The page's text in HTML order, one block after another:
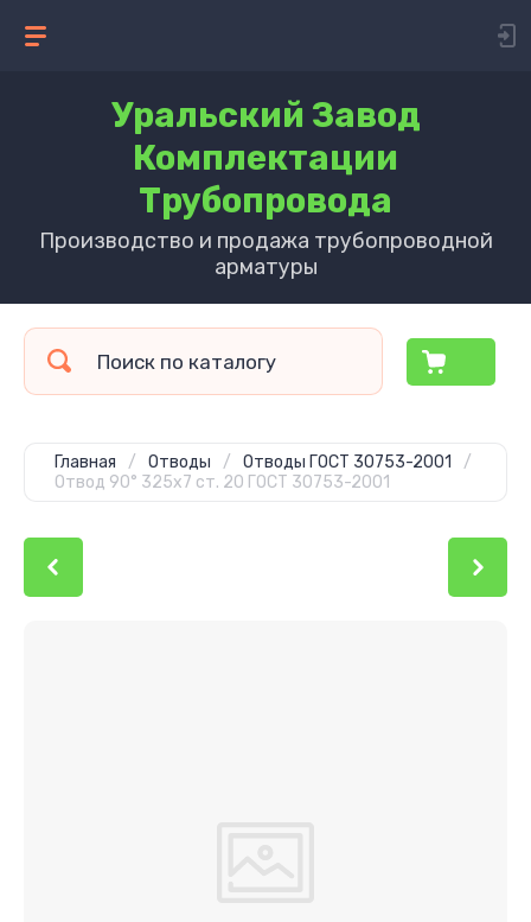
Уральский Завод
Комплектации
Трубопровода
Производство и продажа трубопроводной
арматуры
Главная / Отводы / Отводы ГОСТ 30753-2001
/
Отвод 90° 325х7 ст. 20 ГОСТ 30753-2001